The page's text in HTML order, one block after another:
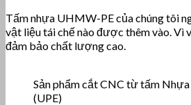
Tấm nhựa UHMW-PE của chúng tôi
vật liệu tái chế nào được thêm vào. Vì
đảm bảo chất lượng cao.
Sản phẩm cắt CNC từ tấm
(UPE)